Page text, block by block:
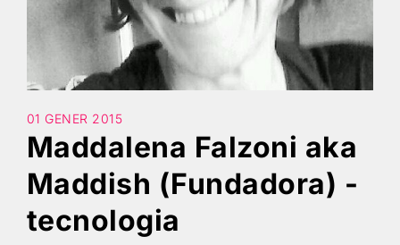
01 GENER 2015
Maddalena Falzoni aka
Maddish (Fundadora) -
tecnologia